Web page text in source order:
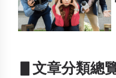
▋文章分類總